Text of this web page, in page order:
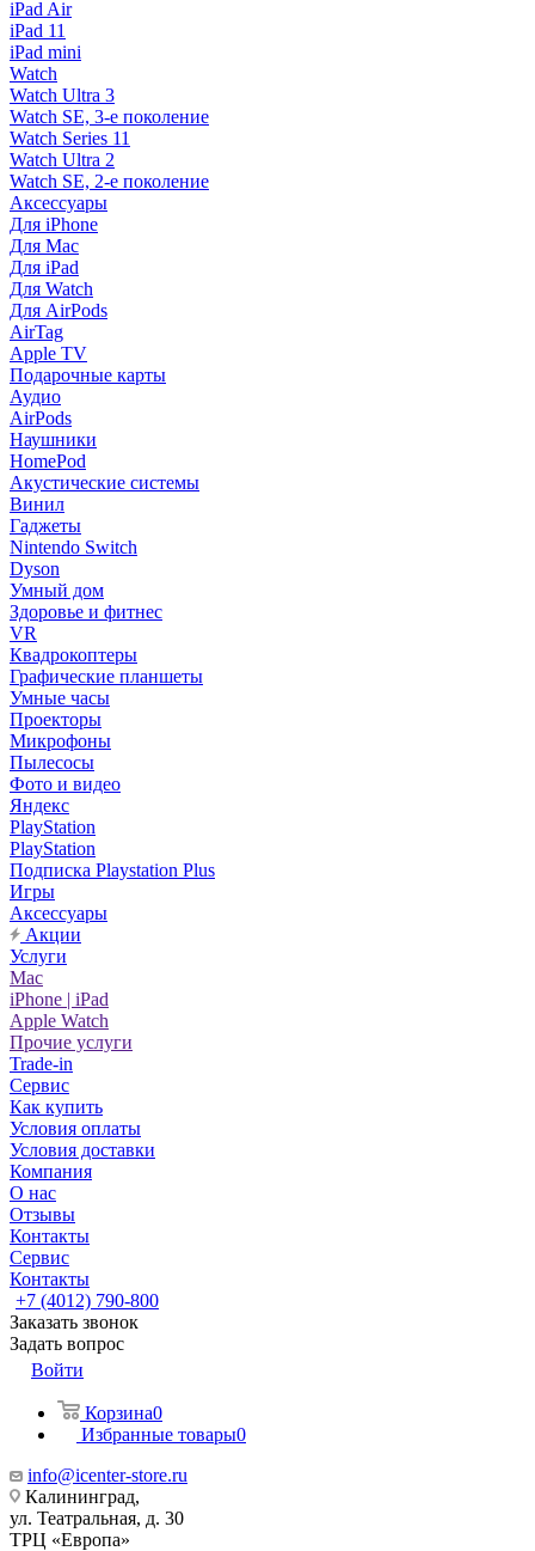
iPad Air
iPad 11
iPad mini
Watch
Watch Ultra 3
Watch SE, 3-е поколение
Watch Series 11
Watch Ultra 2
Watch SE, 2-е поколение
Аксессуары
Для iPhone
Для Mac
Для iPad
Для Watch
Для AirPods
AirTag
Apple TV
Подарочные карты
Аудио
AirPods
Наушники
HomePod
Акустические системы
Винил
Гаджеты
Nintendo Switch
Dyson
Умный дом
Здоровье и фитнес
VR
Квадрокоптеры
Графические планшеты
Умные часы
Проекторы
Микрофоны
Пылесосы
Фото и видео
Яндекс
PlayStation
PlayStation
Подписка Playstation Plus
Игры
Аксессуары
Акции
Услуги
Mac
iPhone | iPad
Apple Watch
Прочие услуги
Trade-in
Сервис
Как купить
Условия оплаты
Условия доставки
Компания
О нас
Отзывы
Контакты
Сервис
Контакты
+7 (4012) 790-800
Заказать звонок
Задать вопрос
Войти
Корзина0
Избранные товары0
info@icenter-store.ru
Калининград,
ул. Театральная, д. 30
ТРЦ «Европа»